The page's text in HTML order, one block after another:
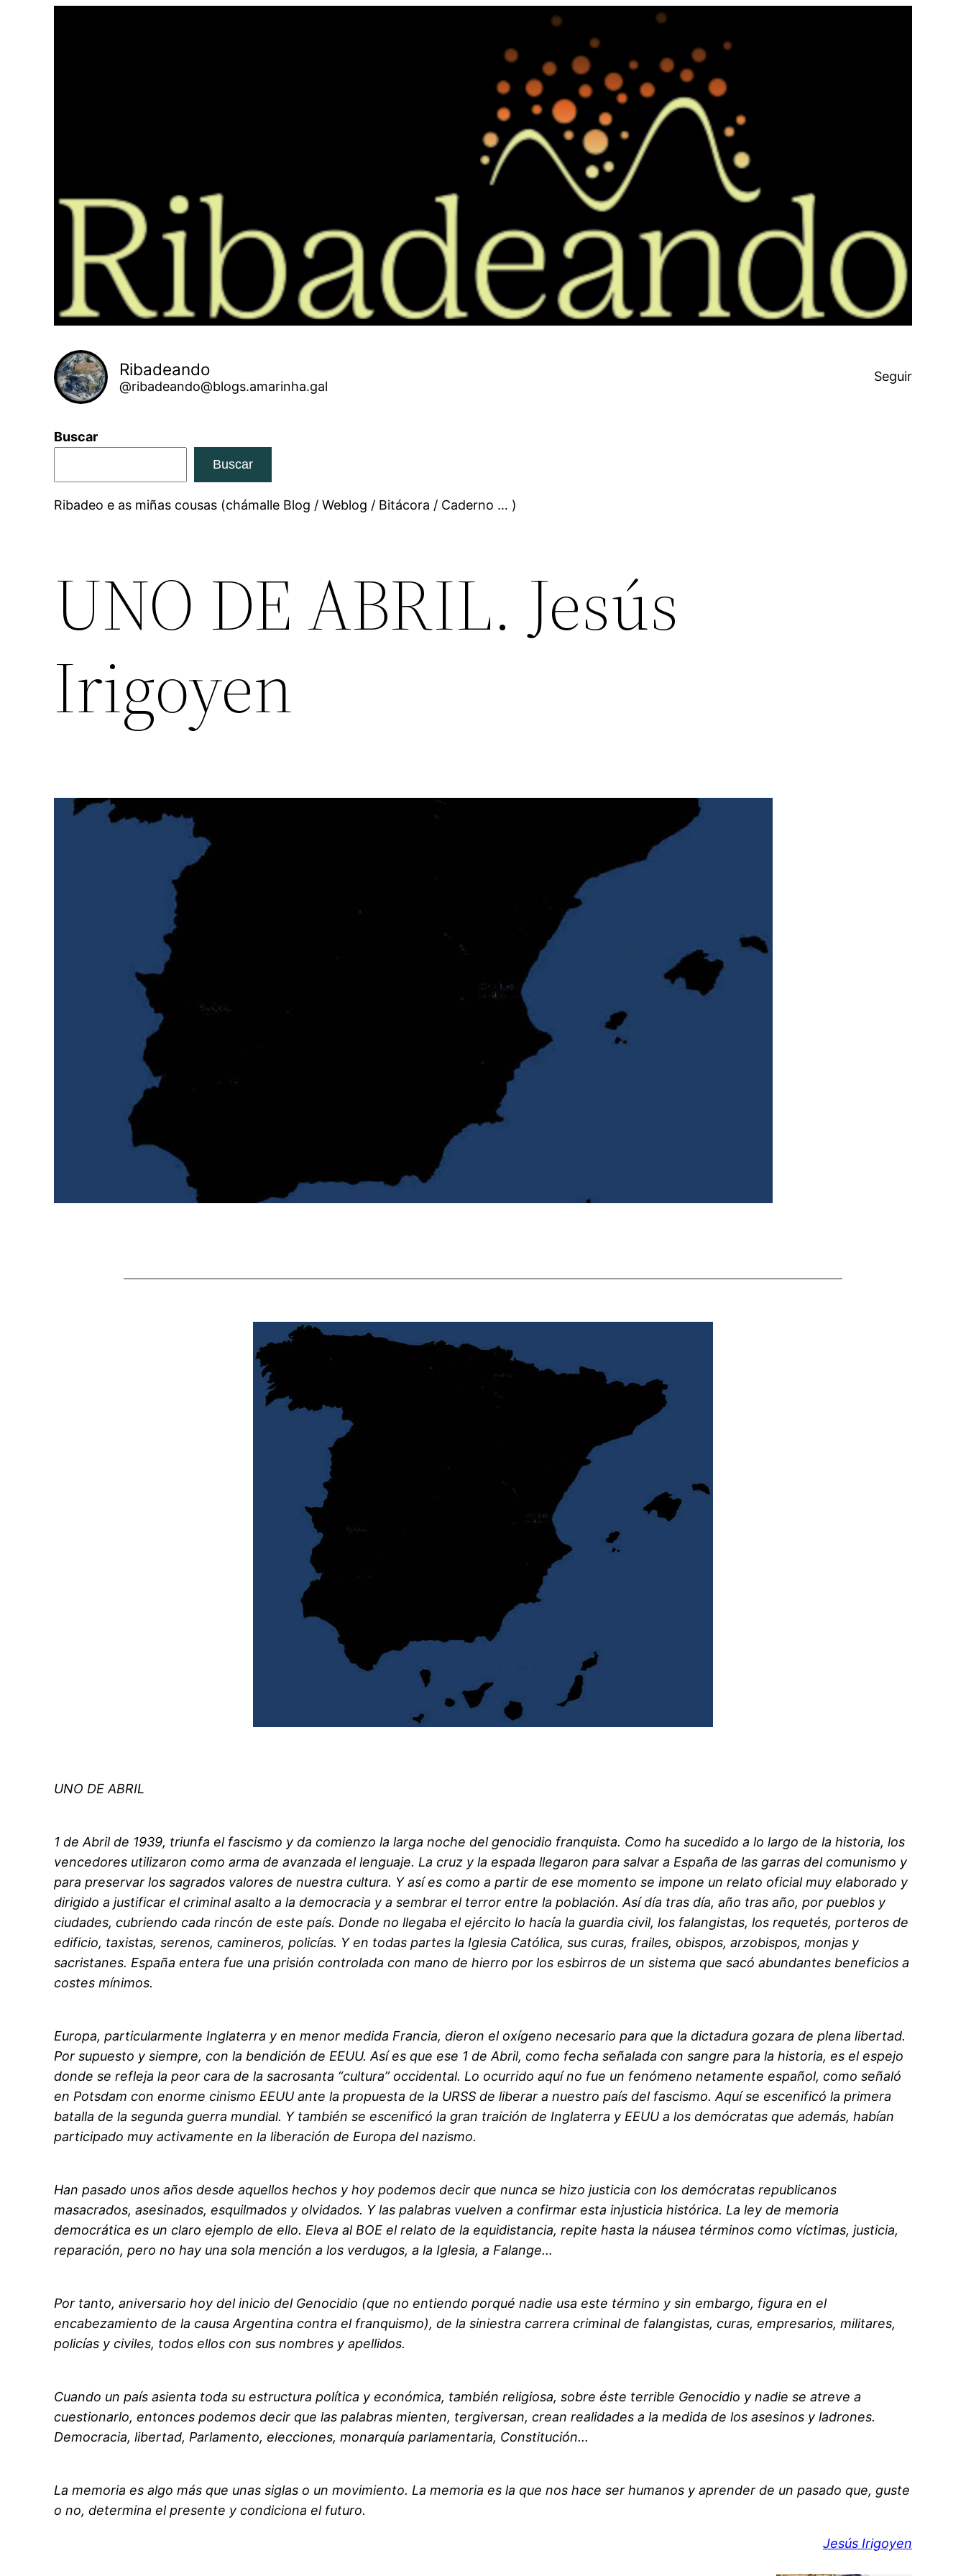
Ribadeando
@ribadeando@blogs.amarinha.gal
Seguir
Buscar
Buscar
Ribadeo e as miñas cousas (chámalle Blog / Weblog / Bitácora / Caderno … )
UNO DE ABRIL. Jesús
Irigoyen
UNO DE ABRIL
1 de Abril de 1939, triunfa el fascismo y da comienzo la larga noche del genocidio franquista. Como ha sucedido a lo largo de la historia, los
vencedores utilizaron como arma de avanzada el lenguaje. La cruz y la espada llegaron para salvar a España de las garras del comunismo y
para preservar los sagrados valores de nuestra cultura. Y así es como a partir de ese momento se impone un relato oficial muy elaborado y
dirigido a justificar el criminal asalto a la democracia y a sembrar el terror entre la población. Así día tras día, año tras año, por pueblos y
ciudades, cubriendo cada rincón de este país. Donde no llegaba el ejército lo hacía la guardia civil, los falangistas, los requetés, porteros de
edificio, taxistas, serenos, camineros, policías. Y en todas partes la Iglesia Católica, sus curas, frailes, obispos, arzobispos, monjas y
sacristanes. España entera fue una prisión controlada con mano de hierro por los esbirros de un sistema que sacó abundantes beneficios a
costes mínimos.
Europa, particularmente Inglaterra y en menor medida Francia, dieron el oxígeno necesario para que la dictadura gozara de plena libertad.
Por supuesto y siempre, con la bendición de EEUU. Así es que ese 1 de Abril, como fecha señalada con sangre para la historia, es el espejo
donde se refleja la peor cara de la sacrosanta “cultura” occidental. Lo ocurrido aquí no fue un fenómeno netamente español, como señaló
en Potsdam con enorme cinismo EEUU ante la propuesta de la URSS de liberar a nuestro país del fascismo. Aquí se escenificó la primera
batalla de la segunda guerra mundial. Y también se escenificó la gran traición de Inglaterra y EEUU a los demócratas que además, habían
participado muy activamente en la liberación de Europa del nazismo.
Han pasado unos años desde aquellos hechos y hoy podemos decir que nunca se hizo justicia con los demócratas republicanos
masacrados, asesinados, esquilmados y olvidados. Y las palabras vuelven a confirmar esta injusticia histórica. La ley de memoria
democrática es un claro ejemplo de ello. Eleva al BOE el relato de la equidistancia, repite hasta la náusea términos como víctimas, justicia,
reparación, pero no hay una sola mención a los verdugos, a la Iglesia, a Falange…
Por tanto, aniversario hoy del inicio del Genocidio (que no entiendo porqué nadie usa este término y sin embargo, figura en el
encabezamiento de la causa Argentina contra el franquismo), de la siniestra carrera criminal de falangistas, curas, empresarios, militares,
policías y civiles, todos ellos con sus nombres y apellidos.
Cuando un país asienta toda su estructura política y económica, también religiosa, sobre éste terrible Genocidio y nadie se atreve a
cuestionarlo, entonces podemos decir que las palabras mienten, tergiversan, crean realidades a la medida de los asesinos y ladrones.
Democracia, libertad, Parlamento, elecciones, monarquía parlamentaria, Constitución…
La memoria es algo más que unas siglas o un movimiento. La memoria es la que nos hace ser humanos y aprender de un pasado que, guste
o no, determina el presente y condiciona el futuro.
Jesús Irigoyen